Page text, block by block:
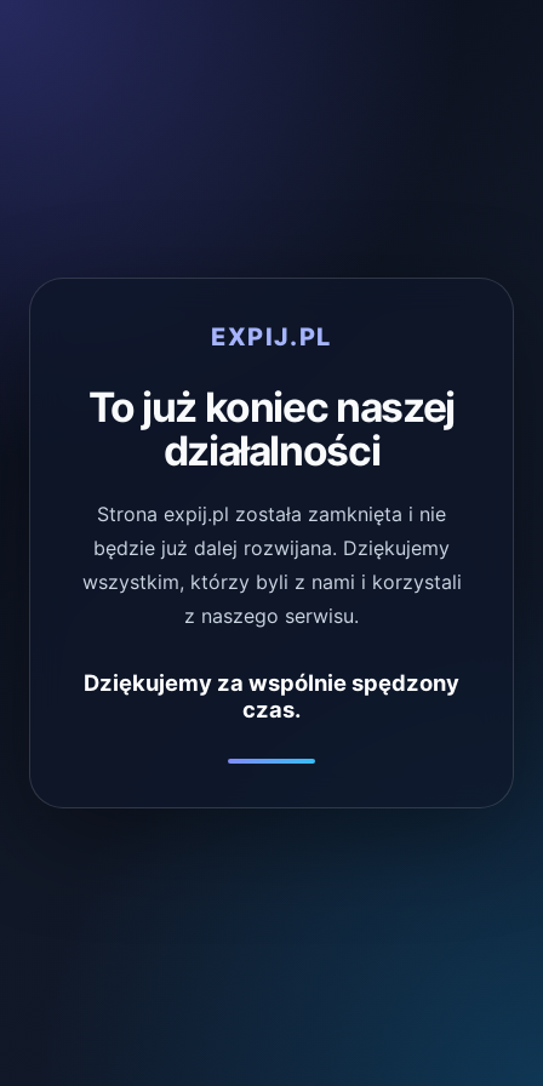
EXPIJ.PL
To już koniec naszej
działalności
Strona expij.pl została zamknięta i nie
będzie już dalej rozwijana. Dziękujemy
wszystkim, którzy byli z nami i korzystali
z naszego serwisu.
Dziękujemy za wspólnie spędzony
czas.